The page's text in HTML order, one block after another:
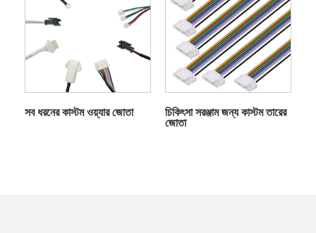
সব ধরনের কাস্টম ওয়্যার জোতা
চিকিৎসা সরঞ্জাম জন্য কাস্টম তারের
জোতা